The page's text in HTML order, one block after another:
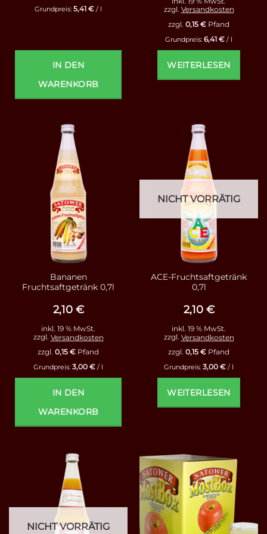
Grundpreis: 5,41 € / l
IN DEN
WARENKORB
zzgl. Versandkosten
zzgl. 0,15 € Pfand
Grundpreis: 6,41 € / l
WEITERLESEN
Bananen
Fruchtsaftgetränk 0,7l
2,10 €
inkl. 19 % MwSt.
zzgl. Versandkosten
zzgl. 0,15 € Pfand
Grundpreis: 3,00 € / l
IN DEN
WARENKORB
NICHT VORRÄTIG
ACE-Fruchtsaftgetränk
0,7l
2,10 €
inkl. 19 % MwSt.
zzgl. Versandkosten
zzgl. 0,15 € Pfand
Grundpreis: 3,00 € / l
WEITERLESEN
NICHT VORRÄTIG